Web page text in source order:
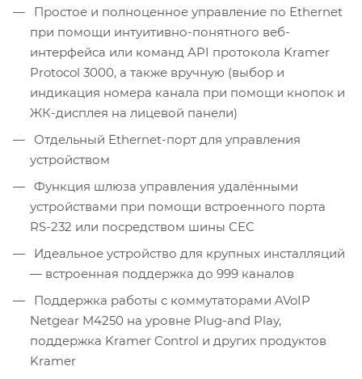
Простое и полноценное управление по Ethernet
при помощи интуитивно-понятного веб-
интерфейса или команд API протокола Kramer
Protocol 3000, а также вручную (выбор и
индикация номера канала при помощи кнопок и
ЖК-дисплея на лицевой панели)
Отдельный Ethernet-порт для управления
устройством
Функция шлюза управления удалёнными
устройствами при помощи встроенного порта
RS-232 или посредством шины СЕС
Идеальное устройство для крупных инсталляций
— встроенная поддержка до 999 каналов
Поддержка работы с коммутаторами AVoIP
Netgear M4250 на уровне Plug-and Play,
поддержка Kramer Control и других продуктов
Kramer